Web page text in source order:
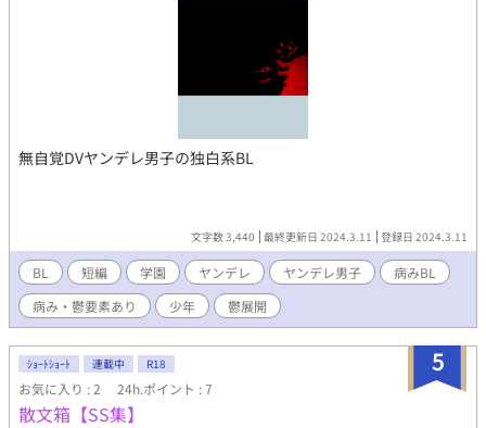
無自覚DVヤンデレ男子の独白系BL
文字数 3,440 最終更新日 2024.3.11 登録日 2024.3.11
BL 短編 学園 ヤンデレ ヤンデレ男子
病みBL
病み・鬱要素あり
少年 鬱展開
5
ｼｮｰﾄｼｮｰﾄ 連載中 R18
お気に入り : 2 24h.ポイント : 7
散文箱【SS集】